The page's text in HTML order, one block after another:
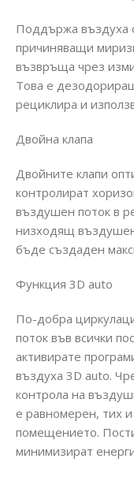
Поддържа въздуха
причиняващи
възвръща чрез
Това е
рециклира и
Двойна клапа
Двойните клапи
контролират
въздушен поток в
низходящ
бъде създаден
Функция 3D auto
По-добра
поток във всички
активирате
въздуха 3D auto.
контрола на
е равномерен, тих
помещението.
минимизират